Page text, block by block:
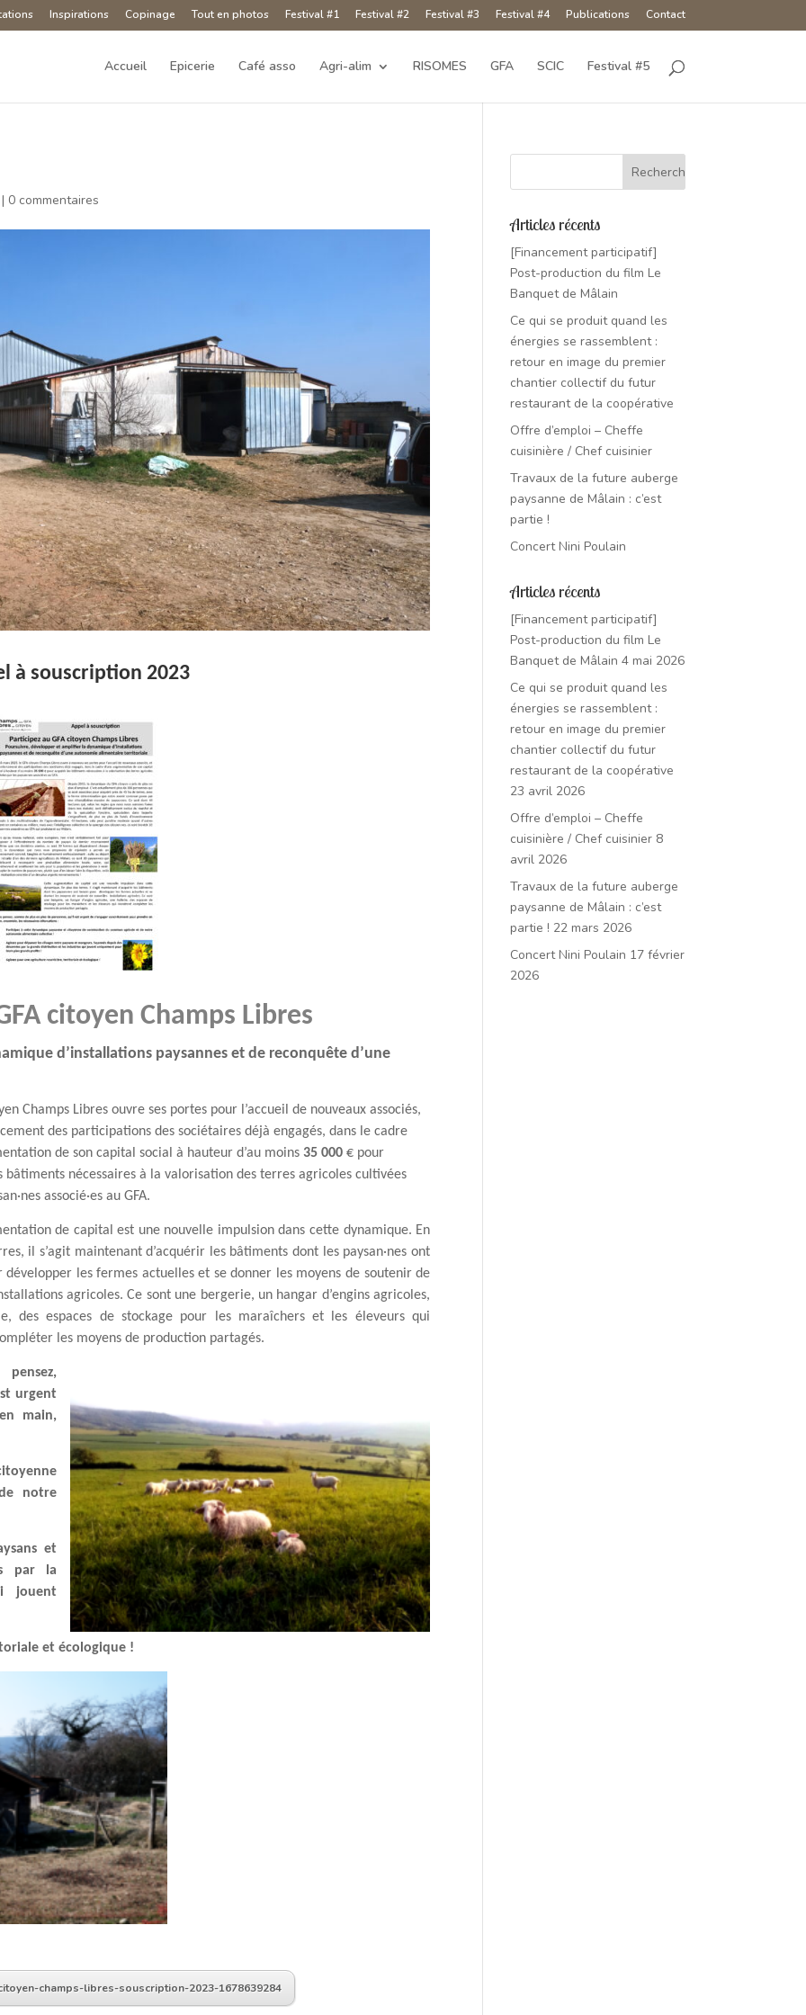
Inspirations Copinage Tout en photos Festival #1 Festival #2 Festival #3 Festival #4 Publications Contact
Accueil Epicerie Café asso Agri-alim RISOMES GFA SCIC Festival #5
0 commentaires
à souscription 2023
citoyen Champs Libres
d’installations paysannes et de reconquête d’une
Champs Libres ouvre ses portes pour l’accueil de nouveaux associés,
des participations des sociétaires déjà engagés, dans le cadre
de son capital social à hauteur d’au moins35 000€ pour
bâtiments nécessaires à la valorisation des terres agricoles cultivées
associé·es au GFA.
de capital est une nouvelle impulsion dans cette dynamique. En
il s’agit maintenant d’acquérir les bâtiments dont les paysan·nes ont
développer les fermes actuelles et se donner les moyens de soutenir de
agricoles. Ce sont une bergerie, un hangar d’engins agricoles,
des espaces de stockage pour les maraîchers et les éleveurs qui
les moyens de production partagés.
urgent
main,
notre
et
par la
jouent
et écologique !
champs-libres-souscription-2023-1678639284
Articles récents
[Financement participatif]
Post-production du film Le
Banquet de Mâlain
Ce qui se produit quand les
énergies se rassemblent :
retour en image du premier
chantier collectif du futur
restaurant de la coopérative
Offre d’emploi – Cheffe
cuisinière / Chef cuisinier
Travaux de la future auberge
paysanne de Mâlain : c’est
partie !
Concert Nini Poulain
Articles récents
[Financement participatif]
Post-production du film Le
Banquet de Mâlain 4 mai 2026
Ce qui se produit quand les
énergies se rassemblent :
retour en image du premier
chantier collectif du futur
restaurant de la coopérative
23 avril 2026
Offre d’emploi – Cheffe
cuisinière / Chef cuisinier 8
avril 2026
Travaux de la future auberge
paysanne de Mâlain : c’est
partie ! 22 mars 2026
Concert Nini Poulain 17 février
2026